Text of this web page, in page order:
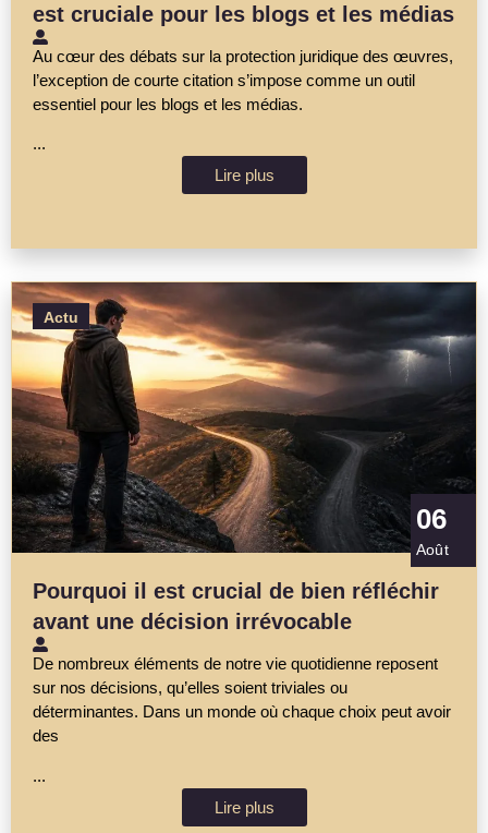
est cruciale pour les blogs et les médias
Au cœur des débats sur la protection juridique des œuvres,
l’exception de courte citation s’impose comme un outil
essentiel pour les blogs et les médias.
...
Lire plus
Actu
06
Août
Pourquoi il est crucial de bien réfléchir
avant une décision irrévocable
De nombreux éléments de notre vie quotidienne reposent
sur nos décisions, qu’elles soient triviales ou
déterminantes. Dans un monde où chaque choix peut avoir
des
...
Lire plus